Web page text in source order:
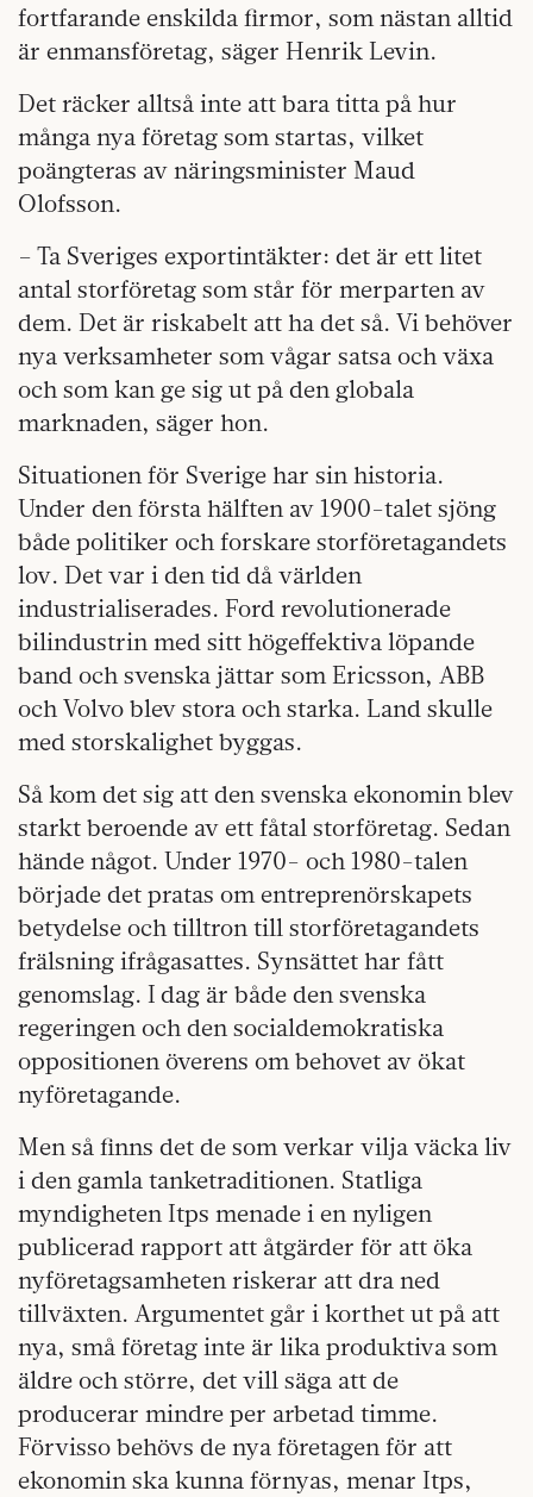
fortfarande enskilda firmor, som nästan alltid
är enmansföretag, säger Henrik Levin.
Det räcker alltså inte att bara titta på hur
många nya företag som startas, vilket
poängteras av näringsminister Maud
Olofsson.
– Ta Sveriges exportintäkter: det är ett litet
antal storföretag som står för merparten av
dem. Det är riskabelt att ha det så. Vi behöver
nya verksamheter som vågar satsa och växa
och som kan ge sig ut på den globala
marknaden, säger hon.
Situationen för Sverige har sin historia.
Under den första hälften av 1900-talet sjöng
både politiker och forskare storföretagandets
lov. Det var i den tid då världen
industrialiserades. Ford revolutionerade
bilindustrin med sitt högeffektiva löpande
band och svenska jättar som Ericsson, ABB
och Volvo blev stora och starka. Land skulle
med storskalighet byggas.
Så kom det sig att den svenska ekonomin blev
starkt beroende av ett fåtal storföretag. Sedan
hände något. Under 1970- och 1980-talen
började det pratas om entreprenörskapets
betydelse och tilltron till storföretagandets
frälsning ifrågasattes. Synsättet har fått
genomslag. I dag är både den svenska
regeringen och den socialdemokratiska
oppositionen överens om behovet av ökat
nyföretagande.
Men så finns det de som verkar vilja väcka liv
i den gamla tanketraditionen. Statliga
myndigheten Itps menade i en nyligen
publicerad rapport att åtgärder för att öka
nyföretagsamheten riskerar att dra ned
tillväxten. Argumentet går i korthet ut på att
nya, små företag inte är lika produktiva som
äldre och större, det vill säga att de
producerar mindre per arbetad timme.
Förvisso behövs de nya företagen för att
ekonomin ska kunna förnyas, menar Itps,